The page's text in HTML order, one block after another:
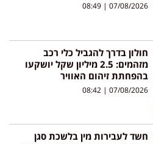
07/08/2026
חולון בדרך להגביל כלי רכב
מזהמים: 2.5 מיליון שקל יושקעו
בהפחתת זיהום האוויר
07/08/2026
חשד לעבירות מין בלשכת סגן